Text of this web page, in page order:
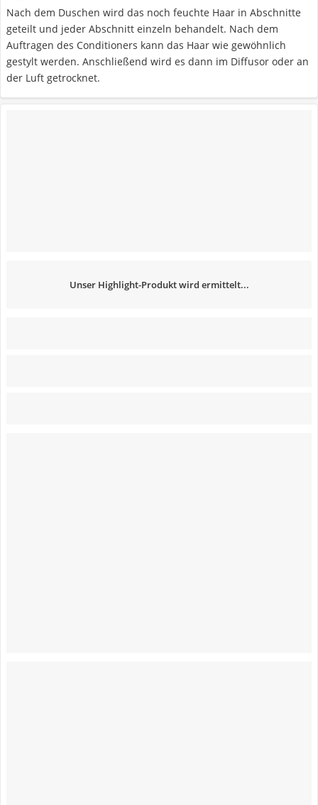
Nach dem Duschen wird das noch feuchte Haar in Abschnitte
geteilt und jeder Abschnitt einzeln behandelt. Nach dem
Auftragen des Conditioners kann das Haar wie gewöhnlich
gestylt werden. Anschließend wird es dann im Diffusor oder an
der Luft getrocknet.
Unser Highlight-Produkt wird ermittelt...